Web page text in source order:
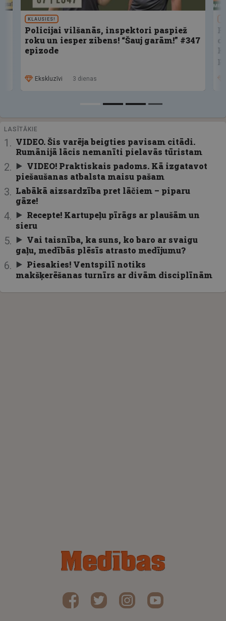
KLAUSIES!
Policijai vilšanās, inspektori paspiež
roku un iesper zibens! “Šauj garām!” #347
epizode
Ekskluzīvi 3 dienas
LASĪTĀKIE
VIDEO. Šis varēja beigties pavisam citādi.
Rumānijā lācis nemanīti pielavās tūristam
VIDEO! Praktiskais padoms. Kā izgatavot
piešaušanas atbalsta maisu pašam
Labākā aizsardzība pret lāčiem – piparu
gāze!
Recepte! Kartupeļu pīrāgs ar plaušām un
sieru
Vai taisnība, ka suns, ko baro ar svaigu
gaļu, medībās plēsīs atrasto medījumu?
Piesakies! Ventspilī notiks
makšķerēšanas turnīrs ar divām disciplīnām